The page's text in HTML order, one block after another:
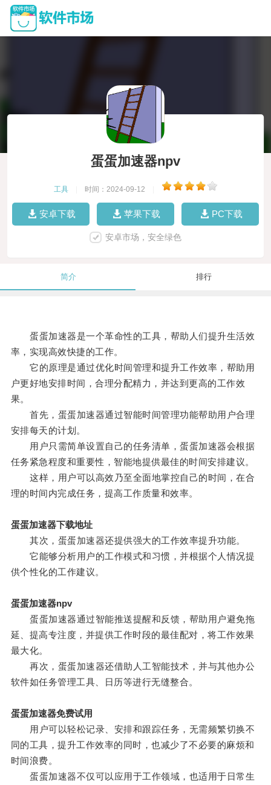
蛋蛋加速器npv
工具 时间：2024-09-12
安卓下载 苹果下载 PC下载
安卓市场，安全绿色
简介 排行
蛋蛋加速器是一个革命性的工具，帮助人们提升生活效
率，实现高效快捷的工作。
它的原理是通过优化时间管理和提升工作效率，帮助用
户更好地安排时间，合理分配精力，并达到更高的工作效
果。
首先，蛋蛋加速器通过智能时间管理功能帮助用户合理
安排每天的计划。
用户只需简单设置自己的任务清单，蛋蛋加速器会根据
任务紧急程度和重要性，智能地提供最佳的时间安排建议。
这样，用户可以高效乃至全面地掌控自己的时间，在合
理的时间内完成任务，提高工作质量和效率。
蛋蛋加速器下载地址
其次，蛋蛋加速器还提供强大的工作效率提升功能。
它能够分析用户的工作模式和习惯，并根据个人情况提
供个性化的工作建议。
蛋蛋加速器npv
蛋蛋加速器通过智能推送提醒和反馈，帮助用户避免拖
延、提高专注度，并提供工作时段的最佳配对，将工作效果
最大化。
再次，蛋蛋加速器还借助人工智能技术，并与其他办公
软件如任务管理工具、日历等进行无缝整合。
蛋蛋加速器免费试用
用户可以轻松记录、安排和跟踪任务，无需频繁切换不
同的工具，提升工作效率的同时，也减少了不必要的麻烦和
时间浪费。
蛋蛋加速器不仅可以应用于工作领域，也适用于日常生